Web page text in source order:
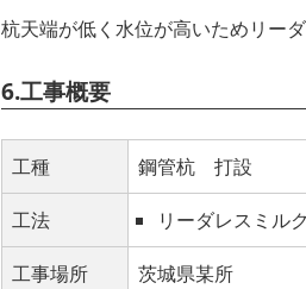
杭天端が低く水位が高いためリー
6.工事概要
工種 鋼管杭 打設
工法 リーダレスミル
工事場所 茨城県某所